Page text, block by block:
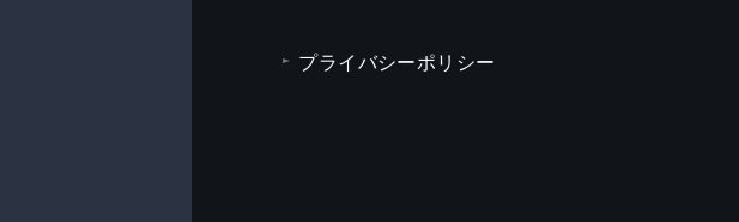
プライバシーポリシー